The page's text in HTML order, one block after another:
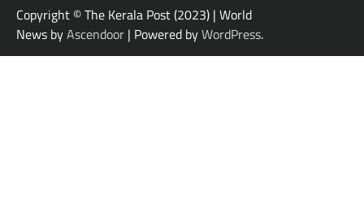
Copyright © The Kerala Post (2023) | World
News byAscendoor | Powered byWordPress.